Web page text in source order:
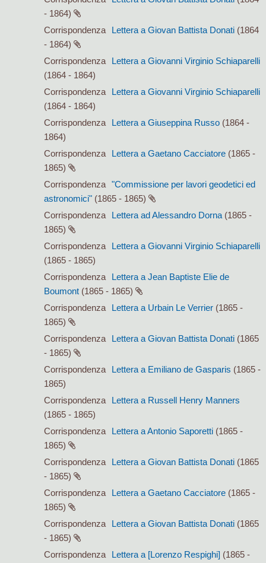
- 1864)
Corrispondenza
Lettera a Giovan Battista Donati (1864
- 1864)
Corrispondenza
Lettera a Giovanni Virginio Schiaparelli
(1864 - 1864)
Corrispondenza
Lettera a Giovanni Virginio Schiaparelli
(1864 - 1864)
Corrispondenza
Lettera a Giuseppina Russo (1864 -
1864)
Corrispondenza
Lettera a Gaetano Cacciatore (1865 -
1865)
Corrispondenza
"Commissione per lavori geodetici ed
astronomici" (1865 - 1865)
Corrispondenza
Lettera ad Alessandro Dorna (1865 -
1865)
Corrispondenza
Lettera a Giovanni Virginio Schiaparelli
(1865 - 1865)
Corrispondenza
Lettera a Jean Baptiste Elie de
Boumont (1865 - 1865)
Corrispondenza
Lettera a Urbain Le Verrier (1865 -
1865)
Corrispondenza
Lettera a Giovan Battista Donati (1865
- 1865)
Corrispondenza
Lettera a Emiliano de Gasparis (1865 -
1865)
Corrispondenza
Lettera a Russell Henry Manners
(1865 - 1865)
Corrispondenza
Lettera a Antonio Saporetti (1865 -
1865)
Corrispondenza
Lettera a Giovan Battista Donati (1865
- 1865)
Corrispondenza
Lettera a Gaetano Cacciatore (1865 -
1865)
Corrispondenza
Lettera a Giovan Battista Donati (1865
- 1865)
Corrispondenza
Lettera a [Lorenzo Respighi] (1865 -